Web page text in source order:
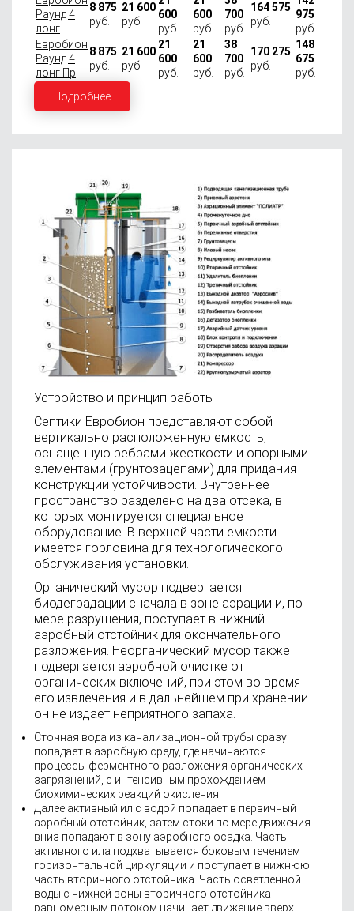
Раунд 4
лонг
8 875
руб.
21 600
руб.
600
руб.
600
руб.
700
руб.
164 575
руб.
975
руб.
Евробион
Раунд 4
лонг Пр
8 875
руб.
21 600
руб.
21
600
руб.
21
600
руб.
38
700
руб.
170 275
руб.
148
675
руб.
Подробнее
Устройство и принцип работы
Септики Евробион представляют собой
вертикально расположенную емкость,
оснащенную ребрами жесткости и опорными
элементами (грунтозацепами) для придания
конструкции устойчивости. Внутреннее
пространство разделено на два отсека, в
которых монтируется специальное
оборудование. В верхней части емкости
имеется горловина для технологического
обслуживания установки.
Органический мусор подвергается
биодеградации сначала в зоне аэрации и, по
мере разрушения, поступает в нижний
аэробный отстойник для окончательного
разложения. Неорганический мусор также
подвергается аэробной очистке от
органических включений, при этом во время
его извлечения и в дальнейшем при хранении
он не издает неприятного запаха.
Сточная вода из канализационной трубы сразу
попадает в аэробную среду, где начинаются
процессы ферментного разложения органических
загрязнений, с интенсивным прохождением
биохимических реакций окисления.
Далее активный ил с водой попадает в первичный
аэробный отстойник, затем стоки по мере движения
вниз попадают в зону аэробного осадка. Часть
активного ила подхватывается боковым течением
горизонтальной циркуляции и поступает в нижнюю
часть вторичного отстойника. Часть осветленной
воды с нижней зоны вторичного отстойника
равномерным потоком начинает движение вверх,